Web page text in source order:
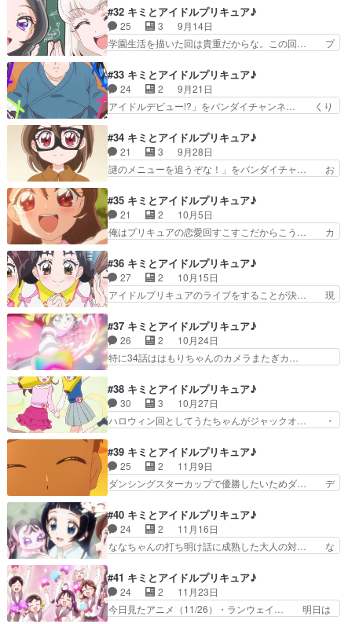
ン・フォー・ユー！ガチガチガチ… 今期のキモと
なるエピソードだと思う。メロ… メロロンやっと
言えたじゃねぇかｗそれにし…
AmazonPrimeにて同時視聴します… ・久しぶり
のカイト(佐久間大介)！師匠ポ… まぁそりゃセン
ターはアイドルでしょだって… ザクななが想定の
３倍供給されて大喜びでし… ソウルジ…じゃない
面白キッスの精の能… 五人になってアイドルプリ
キュアのセンター… アイドルプリキュアのセンタ
ー！？メロロン…
#32 キミとアイドルプリキュア♪
25 3
9月14日
学園生活を描いた回は貴重だからな。この回… プ
告編から抜粋したこの二人も咲良うたち… プリル
ンとメロロン人間態のキラキラ感凄い… 学園生活
に憧れるメロロンがプリルンと共に… プリメロ登
校回、ツッコミ不在でどんどん進… 今日は遅まき
メロロンさん遂に学園生活ス… メロついて寝込む
覚悟で拝見させていただき… 2人が学校通えるよ
うになって嬉しいわ今ま…
#33 キミとアイドルプリキュア♪
24 2
9月21日
アイドルデビュー!?」をバンダイチャンネ… くり
くきりゅうたさんが主役の回危うくキ… 再会した
くりきゅうたのアイドルプリキュア… アイドルデ
ビュー！？がっつり、くりきゅう… まさかのくり
きゅうた回1話に出た時はまさ… 結構いい話だっ
る5秒前。くり… いや、三度（みたび）。足ケガ
してんならア… くりきゅうたって三段目なのか。
力士養成員…
#34 キミとアイドルプリキュア♪
21 3
9月28日
謎のメニューを追うぞな！」をバンダイチャ… お
ューの謎を解く手がかりを探してる最中… おはよ
うございますでさ～。色々と準備しな… 黒く塗り
つぶされた謎のメニューの正体を追… 謎のメニュ
ーを追うぞな！なんでやねんキュ… はもりんメー
う話もいいよねというかメニ… 全国147億9千万
人が待ち待ったはもりち… お笑い芸バトルシーン
が衝撃の面白さでした…
#35 キミとアイドルプリキュア♪
21 2
10月5日
俺はプリキュアの恋愛回すこすこだからこう… カ
プリは突然のデート回ということで、関… 身バレ
してる衆人環視の状況で女子を遊園地… 「遊園地
デートはとつぜんに！？観ながら仕… アイドル同
士の遊園地デート。一歩間違えた… カイトと遊園
は突然に。所謂ひとつのカイ… デート回、カイト
さんと2人っきりになって… うたちゃんの反応が
とっても可愛かったぁ～…
#36 キミとアイドルプリキュア♪
27 2
10月15日
アイドルプリキュアのライブをすることが決… 現
ルンの思いつきからパシフィコ横浜での… 今回バ
トル無しかなと一瞬思ったけどさすが… 単独ライ
ブを敢行するプリ！ライブ本番が最… リアルライ
ブとシンクロしたいい話でしたラ… けってい!キ
えたタナカーン有能だけ… けってい!キミとのラ
イブ!(制作:東映ア… ちょｗゲストキャラ…そこま
で呼んでしまう…
#37 キミとアイドルプリキュア♪
26 2
10月24日
特に34話ははもりちゃんのカメラまたぎカ…
マ君＝ジョギ君でまずOK？そしてカイ… アイド
ルハートリボン！弊社のハニューが原… カイトさ
んはキュアアイドル＝うたちゃんだ… 悩みを抱え
たカイトを追って励ますうた、現… ジョギジョギ
て”の先輩であり、心構えを… 声同じなんだから
気づいても良かったものを… キラッ!乙女の願
い。恒例のパワーアップ回…
#38 キミとアイドルプリキュア♪
30 3
10月27日
ハロウィン回としてうたちゃんがジャックオ… ・
ンウィンハロウィン！毎年恒例のハロウ… ⚠︎︎少し
捏造⚠︎︎お菓子をくれなきゃい… ハロウィンがせま
る中、おばけ苦手なうた。… 今回のハロウィン回
結構重要では？うたなな… 第4話「前途多難の新
中学生でそりゃない… 昨日(2025/10/26(日))、仕
事… おばけが苦手なうたにハロウィンを楽しん
で…
#39 キミとアイドルプリキュア♪
25 2
11月9日
ダンシングスターカップで優勝したいためダ… デ
シングスターカップ優勝を目指す寸田を… 誰得な
私のプリキュア視聴状況②わんだふる… まわれ!
寸田先輩!(制作:東映アニメーシ… 」に登場した
「ダンシング☆スタープリキュ… 2.5次元舞台の
ー。Dancing☆S… 結構濃厚な寸田☓こころ回観れ
て僕満足。ぼ… ダンシングスターさんのゲスト回
でもそもそ…
#40 キミとアイドルプリキュア♪
24 2
11月16日
ななちゃんの打ち明け話に成熟した大人の対… な
ら来る不安を明確にするために、この辺… 母のコ
ンサートのためフランスに渡航したな… という事
で、若干おセンチな内容。まぁなな… ななちゃん
フランスから日本へ帰って来るの… 今日迄のプリ
#41 キミとアイドルプリキュア♪
24 2
11月23日
今日見たアニメ（11/26）・ランウェイ… 明日は